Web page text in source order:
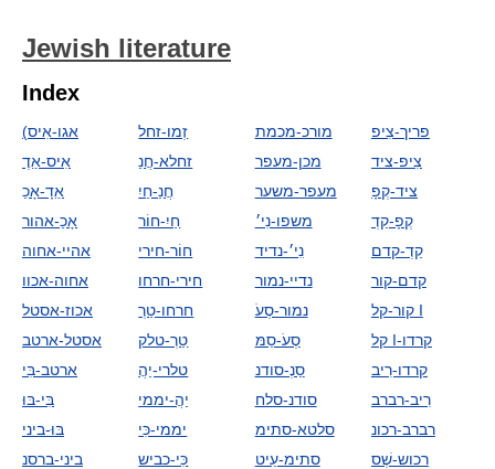
Jewish literature
Index
(אגו-אִיס
אִיס-אַדֶ
אַדָ-אָכַ
אָכַ-אהור
אהיי-אחוה
אחוה-אכוו
אכוז-אסטל
אסטל-ארטב
ארטב-בִּי
בִּי-בּוּ
בּוּ-ביני
ביני-ברסנ
זְמו-זחל
זחלא-חֲנַ
חֲנַ-חַיִ
חַיִ-חוֹר
חוֹר-חירי
חירי-חרחו
חרחו-טַרְ
טַרְ-טלק
טלרי-יַהֲ
יַהֲ-יממי
יממי-כִּי
כִּי-כביש
מורכ-מכמת
מכן-מעפר
מעפר-משער
משפו-נִי׳
נִי׳-נדיד
נדיי-נמור
נמור-סְעֹ
סְעֹ-סַמּ
סַנְ-סודנ
סודנ-סלח
סלטא-סתימ
סתימ-עֵיט
פריך-צִיפ
צִיפ-ציד
ציד-קְפָ
קְפָ-קַדְ
קַדְ-קדם
קדם-קור
קור-קל I
קל I-קרדו
קרדו-רִיב
רִיב-רברב
רברב-רכונ
רכוש-שְׁס